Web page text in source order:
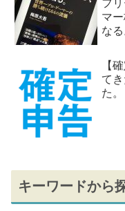
フ
マ
な
【
て
た。
キーワードから